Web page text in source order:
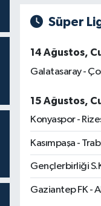
Süper
14 Ağustos,
Galatasaray -
15 Ağustos,
Konyaspor -
Kasımpaşa -
Gençlerbirliği
Gaziantep FK -